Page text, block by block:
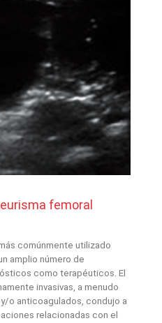
femoral
comúnmente utilizado
amplio número de
como terapéuticos. El
invasivas, a menudo
o anticoagulados, condujo a
relacionadas con el